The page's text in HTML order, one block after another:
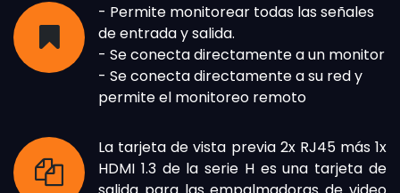
- Permite monitorear todas las señales
de entrada y salida.
- Se conecta directamente a un monitor
- Se conecta directamente a su red y
permite el monitoreo remoto
La tarjeta de vista previa 2x RJ45 más 1x
HDMI 1.3 de la serie H es una tarjeta de